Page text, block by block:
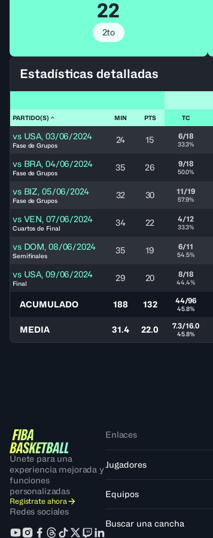
22
2to
Estadísticas detalladas
PARTIDO(S) MIN PTS TC
vs USA, 03/06/2024
Fase de Grupos
24 15 6/18
33.3%
vs BRA, 04/06/2024
Fase de Grupos
35 26 9/18
50.0%
vs BIZ, 05/06/2024
Fase de Grupos
32 30 11/19
57.9%
vs VEN, 07/06/2024
Cuartos de Final
34 22 4/12
33.3%
vs DOM, 08/06/2024
Semifinales
35 19 6/11
54.5%
vs USA, 09/06/2024
Final
29 20 8/18
44.4%
ACUMULADO 188 132 44/96
45.8%
MEDIA 31.4 22.0 7.3/16.0
45.8%
Únete para una
experiencia mejorada y
funciones
personalizadas
Regístrate ahora
Redes sociales
Enlaces
Jugadores
Equipos
Buscar una cancha